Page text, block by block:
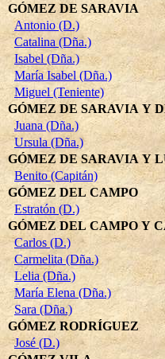
GÓMEZ DE SARAVIA
Antonio (D.)
Catalina (Dña.)
Isabel (Dña.)
María Isabel (Dña.)
Miguel (Teniente)
GÓMEZ DE SARAVIA Y
Juana (Dña.)
Ursula (Dña.)
GÓMEZ DE SARAVIA Y
Benito (Capitán)
GÓMEZ DEL CAMPO
Estratón (D.)
GÓMEZ DEL CAMPO Y
Carlos (D.)
Carmelita (Dña.)
Lelia (Dña.)
María Elena (Dña.)
Sara (Dña.)
GÓMEZ RODRÍGUEZ
José (D.)